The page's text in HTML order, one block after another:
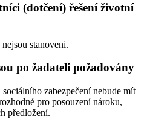
(dotčení) řešení životní
stanoveni.
po žadateli požadovány
zabezpečení nebude mít
pro posouzení nároku,
předložení.